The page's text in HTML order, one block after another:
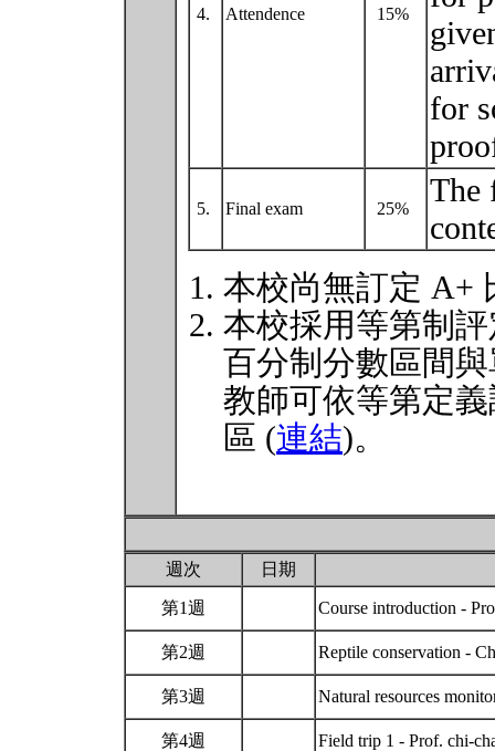
4. Attendence 15%
for
5. Final exam 25%
The
本校尚無訂定 A+
本校採用等第制
百分制分數區間
教師可依等第定
區 (連結)。
週次 日期
第1週 Course introduction -
第2週 Reptile conservation -
第3週 Natural resources
第4週 Field trip 1 - Prof. chi-